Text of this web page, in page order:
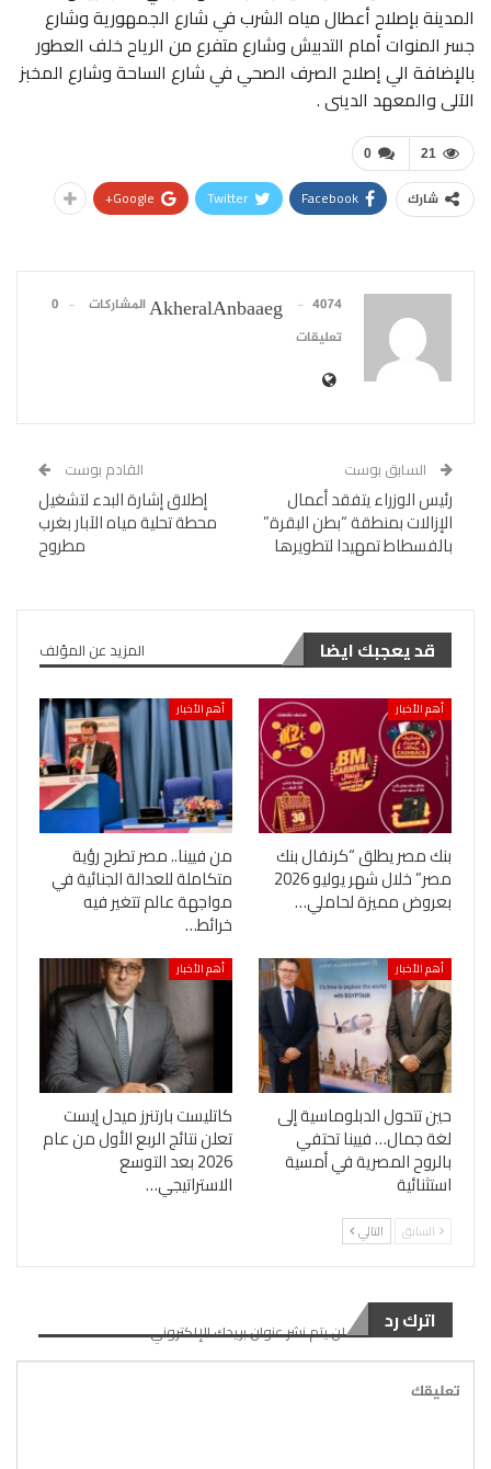
المدينة بإصلاح أعطال مياه الشرب في شارع الجمهورية وشارع
جسر المنوات أمام التدبيش وشارع متفرع من الرياح خلف العطور
بالإضافة الي إصلاح الصرف الصحي في شارع الساحة وشارع المخبز
الآلى والمعهد الدينى .
0 21
شارك Facebook
Twitter
Google+
AkheralAnbaaeg 4074 المشاركات
0
تعليقات
السابق بوست
رئيس الوزراء يتفقد أعمال
الإزالات بمنطقة “بطن البقرة”
بالفسطاط تمهيدا لتطويرها
القادم بوست
إطلاق إشارة البدء لتشغيل
محطة تحلية مياه الآبار بغرب
مطروح
قد يعجبك ايضا المزيد عن المؤلف
أهم الأخبار
بنك مصر يطلق “كرنفال بنك
مصر” خلال شهر يوليو 2026
بعروض مميزة لحاملي…
أهم الأخبار
من فيينا.. مصر تطرح رؤية
متكاملة للعدالة الجنائية في
مواجهة عالم تتغير فيه
خرائط…
أهم الأخبار
حين تتحول الدبلوماسية إلى
لغة جمال… فيينا تحتفي
بالروح المصرية في أمسية
استثنائية
أهم الأخبار
كاتليست بارتنرز ميدل إيست
تعلن نتائج الربع الأول من عام
2026 بعد التوسع
الاستراتيجي…
السابق التالي
اترك رد لن يتم نشر عنوان بريدك الإلكتروني.